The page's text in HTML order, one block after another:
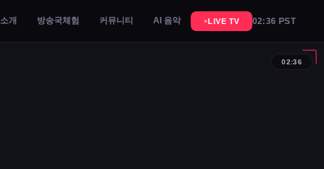
소개 방송국체험 커뮤니티 AI 음악 LIVE TV 02:36 PST
02:36